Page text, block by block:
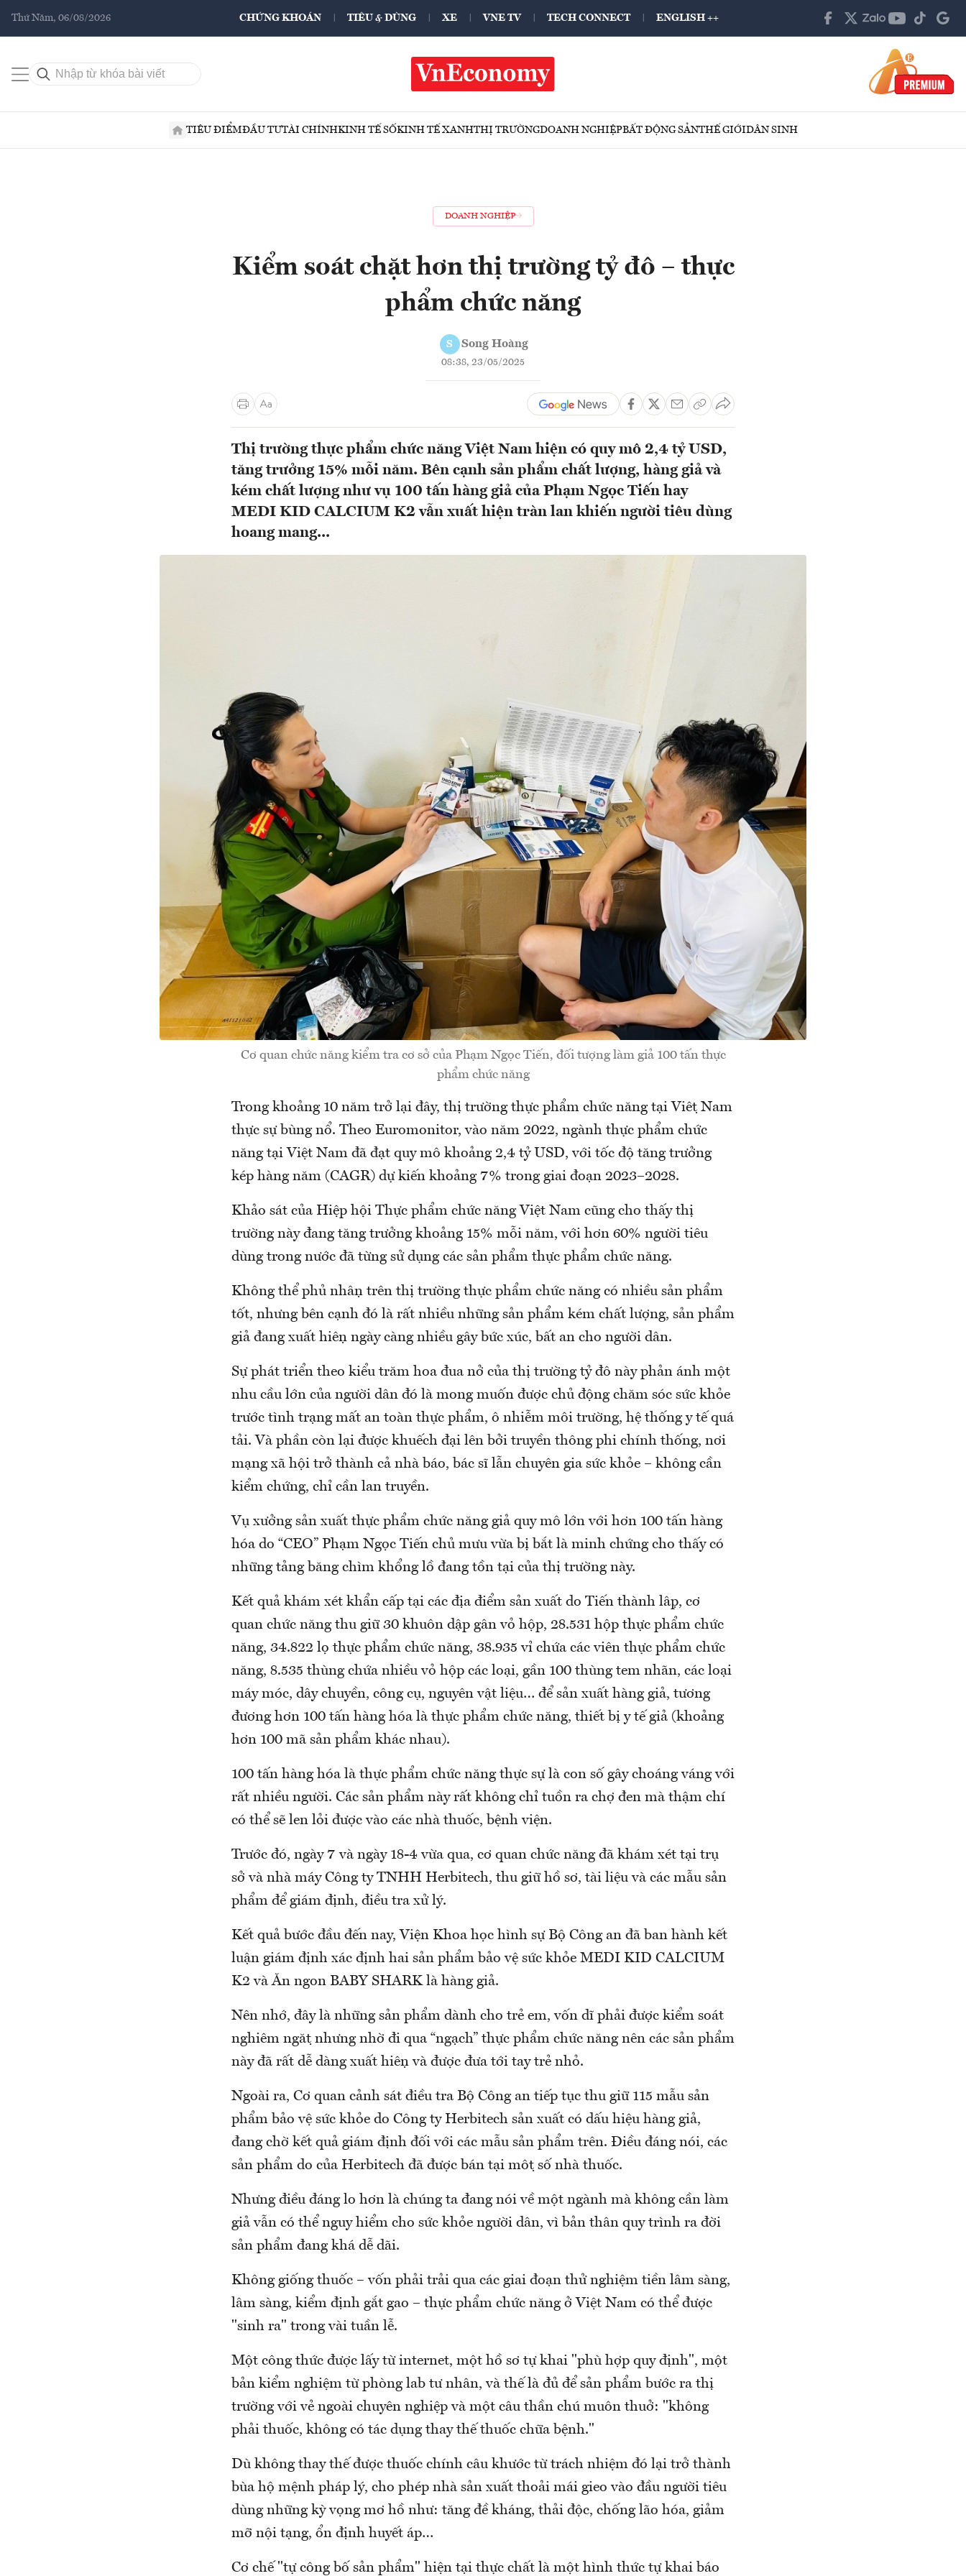
Thứ Năm, 06/08/2026 CHỨNG KHOÁN TIÊU & DÙNG XE VNE TV TECH CONNECT ENGLISH ++
TIÊU ĐIỂMĐẦU TƯTÀI CHÍNHKINH TẾ SỐKINH TẾ XANHTHỊ TRƯỜNGDOANH NGHIỆPBẤT ĐỘNG SẢNTHẾ GIỚIDÂN SINH
DOANH NGHIỆP
Kiểm soát chặt hơn thị trường tỷ đô – thực
phẩm chức năng
S Song Hoàng
08:38, 23/05/2025
Thị trường thực phẩm chức năng Việt Nam hiện có quy mô 2,4 tỷ USD,
tăng trưởng 15% mỗi năm. Bên cạnh sản phẩm chất lượng, hàng giả và
kém chất lượng như vụ 100 tấn hàng giả của Phạm Ngọc Tiến hay
MEDI KID CALCIUM K2 vẫn xuất hiện tràn lan khiến người tiêu dùng
hoang mang...
Cơ quan chức năng kiểm tra cơ sở của Phạm Ngọc Tiến, đối tượng làm giả 100 tấn thực
phẩm chức năng
Trong khoảng 10 năm trở lại đây, thị trường thực phẩm chức năng tại Việt Nam
thực sự bùng nổ. Theo Euromonitor, vào năm 2022, ngành thực phẩm chức
năng tại Việt Nam đã đạt quy mô khoảng 2,4 tỷ USD, với tốc độ tăng trưởng
kép hàng năm (CAGR) dự kiến khoảng 7% trong giai đoạn 2023–2028.
Khảo sát của Hiệp hội Thực phẩm chức năng Việt Nam cũng cho thấy thị
trường này đang tăng trưởng khoảng 15% mỗi năm, với hơn 60% người tiêu
dùng trong nước đã từng sử dụng các sản phẩm thực phẩm chức năng.
Không thể phủ nhận trên thị trường thực phẩm chức năng có nhiều sản phẩm
tốt, nhưng bên cạnh đó là rất nhiều những sản phẩm kém chất lượng, sản phẩm
giả đang xuất hiện ngày càng nhiều gây bức xúc, bất an cho người dân.
Sự phát triển theo kiểu trăm hoa đua nở của thị trường tỷ đô này phản ánh một
nhu cầu lớn của người dân đó là mong muốn được chủ động chăm sóc sức khỏe
trước tình trạng mất an toàn thực phẩm, ô nhiễm môi trường, hệ thống y tế quá
tải. Và phần còn lại được khuếch đại lên bởi truyền thông phi chính thống, nơi
mạng xã hội trở thành cả nhà báo, bác sĩ lẫn chuyên gia sức khỏe – không cần
kiểm chứng, chỉ cần lan truyền.
Vụ xưởng sản xuất thực phẩm chức năng giả quy mô lớn với hơn 100 tấn hàng
hóa do “CEO” Phạm Ngọc Tiến chủ mưu vừa bị bắt là minh chứng cho thấy có
những tảng băng chìm khổng lồ đang tồn tại của thị trường này.
Kết quả khám xét khẩn cấp tại các địa điểm sản xuất do Tiến thành lập, cơ
quan chức năng thu giữ 30 khuôn dập gân vỏ hộp, 28.531 hộp thực phẩm chức
năng, 34.822 lọ thực phẩm chức năng, 38.935 vỉ chứa các viên thực phẩm chức
năng, 8.535 thùng chứa nhiều vỏ hộp các loại, gần 100 thùng tem nhãn, các loại
máy móc, dây chuyền, công cụ, nguyên vật liệu… để sản xuất hàng giả, tương
đương hơn 100 tấn hàng hóa là thực phẩm chức năng, thiết bị y tế giả (khoảng
hơn 100 mã sản phẩm khác nhau).
100 tấn hàng hóa là thực phẩm chức năng thực sự là con số gây choáng váng với
rất nhiều người. Các sản phẩm này rất không chỉ tuồn ra chợ đen mà thậm chí
có thể sẽ len lỏi được vào các nhà thuốc, bệnh viện.
Trước đó, ngày 7 và ngày 18-4 vừa qua, cơ quan chức năng đã khám xét tại trụ
sở và nhà máy Công ty TNHH Herbitech, thu giữ hồ sơ, tài liệu và các mẫu sản
phẩm để giám định, điều tra xử lý.
Kết quả bước đầu đến nay, Viện Khoa học hình sự Bộ Công an đã ban hành kết
luận giám định xác định hai sản phẩm bảo vệ sức khỏe MEDI KID CALCIUM
K2 và Ăn ngon BABY SHARK là hàng giả.
Nên nhớ, đây là những sản phẩm dành cho trẻ em, vốn dĩ phải được kiểm soát
nghiêm ngặt nhưng nhờ đi qua “ngạch” thực phẩm chức năng nên các sản phẩm
này đã rất dễ dàng xuất hiện và được đưa tới tay trẻ nhỏ.
Ngoài ra, Cơ quan cảnh sát điều tra Bộ Công an tiếp tục thu giữ 115 mẫu sản
phẩm bảo vệ sức khỏe do Công ty Herbitech sản xuất có dấu hiệu hàng giả,
đang chờ kết quả giám định đối với các mẫu sản phẩm trên. Điều đáng nói, các
sản phẩm do của Herbitech đã được bán tại một số nhà thuốc.
Nhưng điều đáng lo hơn là chúng ta đang nói về một ngành mà không cần làm
giả vẫn có thể nguy hiểm cho sức khỏe người dân, vì bản thân quy trình ra đời
sản phẩm đang khá dễ dãi.
Không giống thuốc – vốn phải trải qua các giai đoạn thử nghiệm tiền lâm sàng,
lâm sàng, kiểm định gắt gao – thực phẩm chức năng ở Việt Nam có thể được
"sinh ra" trong vài tuần lễ.
Một công thức được lấy từ internet, một hồ sơ tự khai "phù hợp quy định", một
bản kiểm nghiệm từ phòng lab tư nhân, và thế là đủ để sản phẩm bước ra thị
trường với vẻ ngoài chuyên nghiệp và một câu thần chú muôn thuở: "không
phải thuốc, không có tác dụng thay thế thuốc chữa bệnh."
Dù không thay thế được thuốc chính câu khước từ trách nhiệm đó lại trở thành
bùa hộ mệnh pháp lý, cho phép nhà sản xuất thoải mái gieo vào đầu người tiêu
dùng những kỳ vọng mơ hồ như: tăng đề kháng, thải độc, chống lão hóa, giảm
mỡ nội tạng, ổn định huyết áp…
Cơ chế "tự công bố sản phẩm" hiện tại thực chất là một hình thức tự khai báo